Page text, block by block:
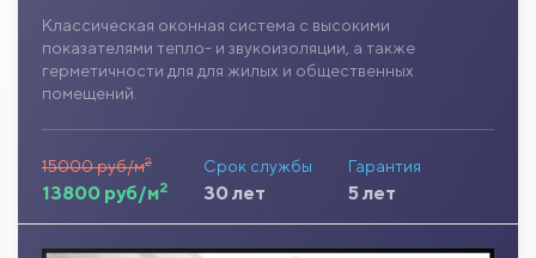
Классическая оконная система с высокими
показателями тепло- и звукоизоляции, а также
герметичности для для жилых и общественных
помещений.
15000 руб/м2
13800 руб/м2
Срок службы
30 лет
Гарантия
5 лет